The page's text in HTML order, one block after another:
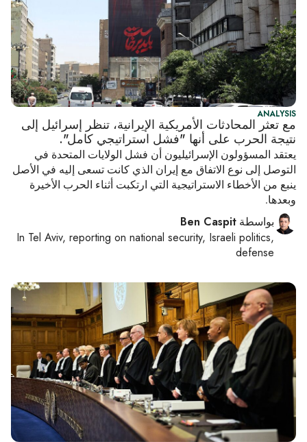
ANALYSIS
مع تعثر المحادثات الأمريكية الإيرانية، تنظر إسرائيل إلى
نتيجة الحرب على أنها "فشل استراتيجي كامل".
يعتقد المسؤولون الإسرائيليون أن فشل الولايات المتحدة في
التوصل إلى نوع الاتفاق مع إيران الذي كانت تسعى إليه في الأصل
ينبع من الأخطاء الاستراتيجية التي ارتكبت أثناء الحرب الأخيرة
وبعدها.
بواسطة Ben Caspit
In Tel Aviv, reporting on national security, Israeli politics,
defense